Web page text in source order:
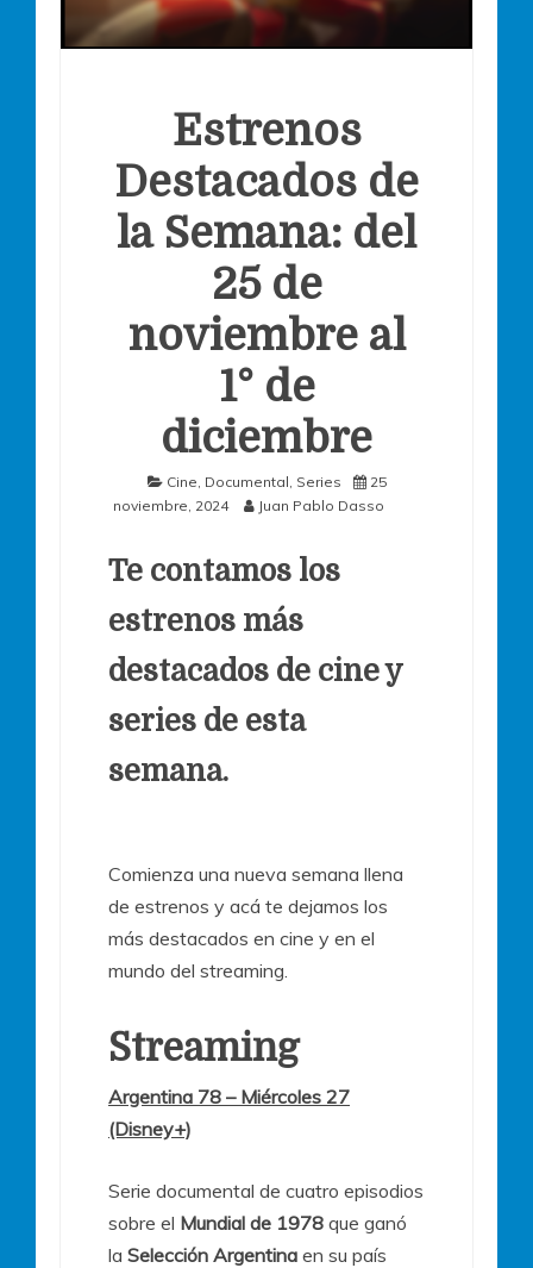
Estrenos
Destacados de
la Semana: del
25 de
noviembre al
1° de
diciembre
Cine Documental Series
25
noviembre, 2024
Juan Pablo Dasso
Te contamos los
estrenos más
destacados de cine y
series de esta
semana.
Comienza una nueva semana llena
de estrenos y acá te dejamos los
más destacados en cine y en el
mundo del streaming.
Streaming
Argentina 78 – Miércoles 27
(Disney+)
Serie documental de cuatro episodios
sobre el Mundial de 1978 que ganó
la Selección Argentina en su país